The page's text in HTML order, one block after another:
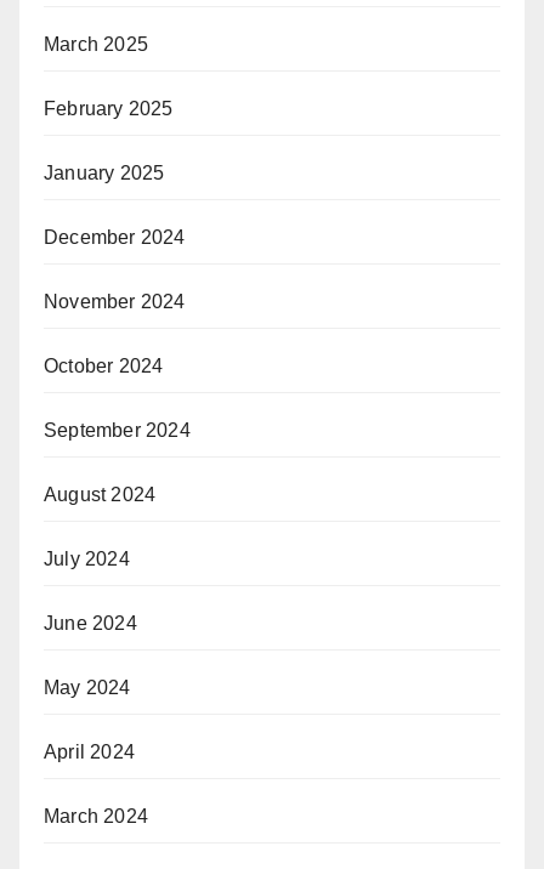
March 2025
February 2025
January 2025
December 2024
November 2024
October 2024
September 2024
August 2024
July 2024
June 2024
May 2024
April 2024
March 2024